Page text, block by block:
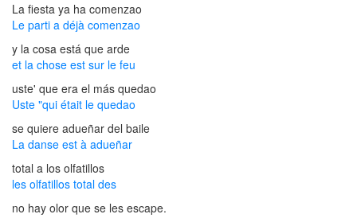
La fiesta ya ha comenzao
Le parti a déjà comenzao
y la cosa está que arde
et la chose est sur le feu
uste' que era el más quedao
Uste "qui était le quedao
se quiere adueñar del baile
La danse est à adueñar
total a los olfatillos
les olfatillos total des
no hay olor que se les escape.